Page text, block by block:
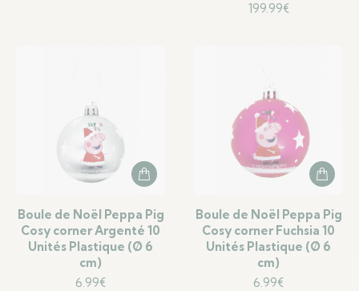
199.99€
Boule de Noël Peppa Pig
Cosy corner Argenté 10
Unités Plastique (Ø 6
cm)
6.99€
Boule de Noël Peppa Pig
Cosy corner Fuchsia 10
Unités Plastique (Ø 6
cm)
6.99€